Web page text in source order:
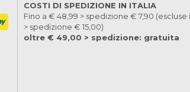
COSTI DI SPEDIZIONE IN ITALIA
Fino a € 48,99 > spedizione € 7,90 (escluse
> spedizione € 15,00)
oltre € 49,00 > spedizione: gratuita